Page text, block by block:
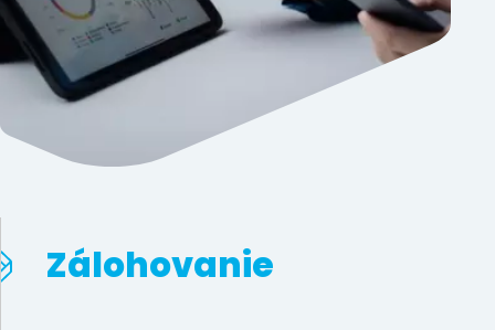
Zálohovanie